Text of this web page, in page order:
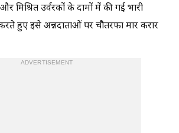
मिश्रित उर्वरकों के दामों में की गई भारी
करते हुए इसे अन्नदाताओं पर चौतरफा मार करार
ADVERTISEMENT